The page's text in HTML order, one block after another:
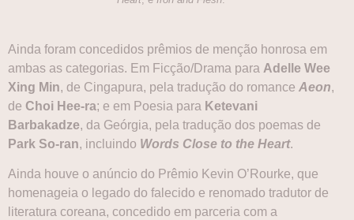
Ainda foram concedidos prêmios de menção honrosa em
ambas as categorias. Em Ficção/Drama para Adelle Wee
Xing Min, de Cingapura, pela tradução do romance Aeon,
de Choi Hee-ra; e em Poesia para Ketevani
Barbakadze, da Geórgia, pela tradução dos poemas de
Park So-ran, incluindo Words Close to the Heart.
Ainda houve o anúncio do Prêmio Kevin O’Rourke, que
homenageia o legado do falecido e renomado tradutor de
literatura coreana, concedido em parceria com a